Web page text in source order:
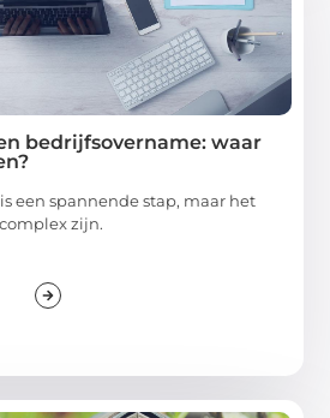
bedrijfsovername: waar
een spannende stap, maar het
zijn.